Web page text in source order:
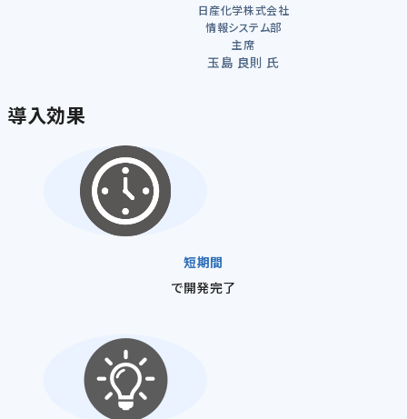
日産化学株式会社
情報システム部
主席
玉島 良則 氏
導入効果
短期間
で開発完了